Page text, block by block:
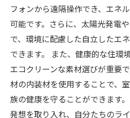
フォンから遠隔操作でき、エネ
可能です。さらに、太陽光発電
で、環境に配慮した自立したエ
できます。 また、健康的な住環
エコクリーンな素材選びが重要
材の内装材を使用することで、
族の健康を守ることができます
発想を取り入れ、自分たちのラ